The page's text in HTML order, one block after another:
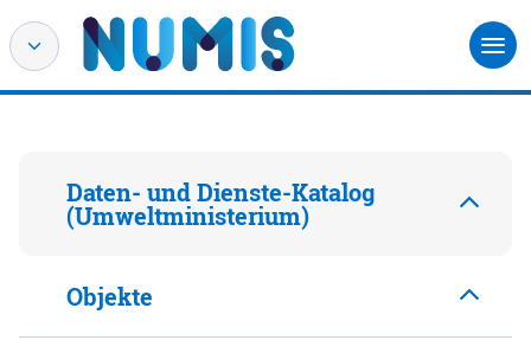
Daten- und Dienste-Katalog
(Umweltministerium)
Objekte